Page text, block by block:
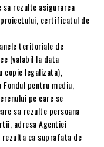
rezulte asigurarea
certificatul de
teritoriale de
(valabil la data
legalizata),
pentru mediu,
pe care se
sa rezulte persoana
adresa Agentiei
ca suprafata de